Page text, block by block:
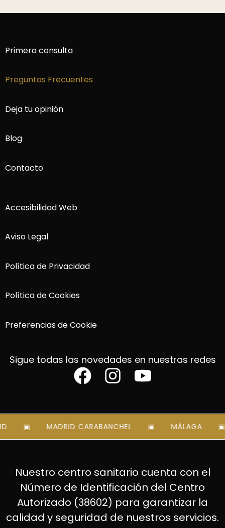
Primera consulta
Preguntas Frecuentes
Deja tu opinión
Blog
Contacto
Accesibilidad Web
Aviso Legal
Política de Privacidad
Política de Cookies
Preferencias de Cookie
Sigue todas las novedades en nuestras redes
MADRID CARABANCHEL MÁLAGA
Nuestro centro sanitario cuenta con el
Número de Identificación del Centro
Autorizado (38602) para garantizar la
calidad y seguridad de nuestros servicios.